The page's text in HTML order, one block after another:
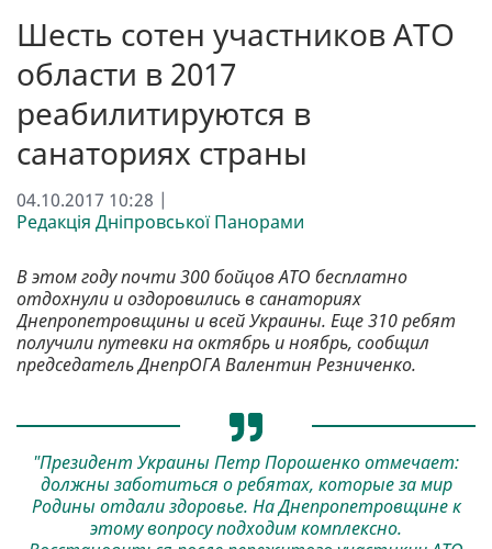
Шесть сотен участников АТО
области в 2017
реабилитируются в
санаториях страны
04.10.2017 10:28 |
Редакція Дніпровської Панорами
В этом году почти 300 бойцов АТО бесплатно
отдохнули и оздоровились в санаториях
Днепропетровщины и всей Украины. Еще 310 ребят
получили путевки на октябрь и ноябрь, сообщил
председатель ДнепрОГА Валентин Резниченко.
"Президент Украины Петр Порошенко отмечает:
должны заботиться о ребятах, которые за мир
Родины отдали здоровье. На Днепропетровщине к
этому вопросу подходим комплексно.